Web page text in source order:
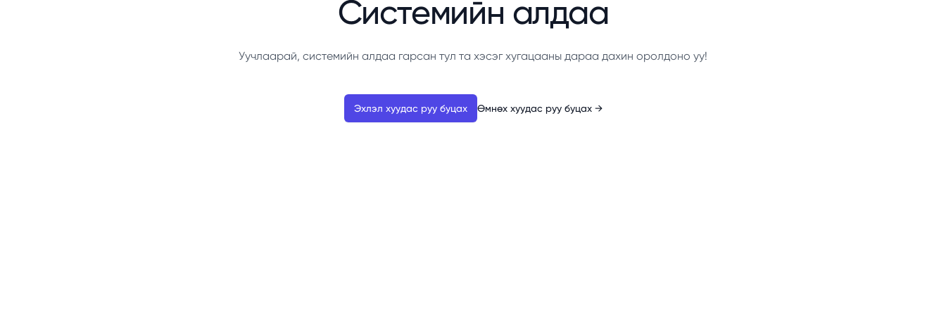
Системийн алдаа
Уучлаарай, системийн алдаа гарсан тул та хэсэг хугацааны дараа дахин оролдоно уу!
Эхлэл хуудас руу буцах Өмнөх хуудас руу буцах →